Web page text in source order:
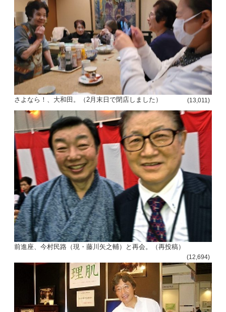
さよなら！、大和田。（2月末日で閉店しました） (13,011)
前進座、今村民路（現・藤川矢之輔）と再会。（再投稿）
(12,694)